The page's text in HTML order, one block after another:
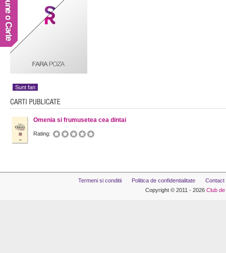
Sunt fan
Omenia si frumusetea cea dintai
Rating:
Termeni si conditii Politica de confidentialitate
Contact
Copyright © 2011 - 2026 Club